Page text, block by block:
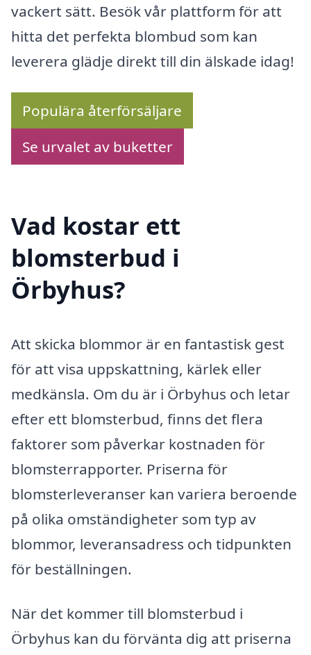
vackert sätt. Besök vår plattform för att
hitta det perfekta blombud som kan
leverera glädje direkt till din älskade idag!
Populära återförsäljare
Se urvalet av buketter
Vad kostar ett
blomsterbud i
Örbyhus?
Att skicka blommor är en fantastisk gest
för att visa uppskattning, kärlek eller
medkänsla. Om du är i Örbyhus och letar
efter ett blomsterbud, finns det flera
faktorer som påverkar kostnaden för
blomsterrapporter. Priserna för
blomsterleveranser kan variera beroende
på olika omständigheter som typ av
blommor, leveransadress och tidpunkten
för beställningen.
När det kommer till blomsterbud i
Örbyhus kan du förvänta dig att priserna